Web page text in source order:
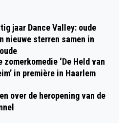
ROTARY CLUB
VOOR
TIME FOR
INVULLING
jaar Dance Valley: oude
nieuwe sterren samen in
zomerkomedie ‘De Held van
in première in Haarlem
over de heropening van de